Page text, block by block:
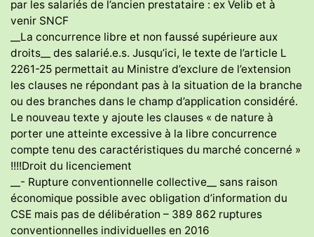
par les salariés de l’ancien prestataire : ex Velib et à
venir SNCF
__La concurrence libre et non faussé supérieure aux
droits__ des salarié.e.s. Jusqu’ici, le texte de l’article L
2261-25 permettait au Ministre d’exclure de l’extension
les clauses ne répondant pas à la situation de la branche
ou des branches dans le champ d’application considéré.
Le nouveau texte y ajoute les clauses « de nature à
porter une atteinte excessive à la libre concurrence
compte tenu des caractéristiques du marché concerné »
!!!!Droit du licenciement
__- Rupture conventionnelle collective__ sans raison
économique possible avec obligation d’information du
CSE mais pas de délibération – 389 862 ruptures
conventionnelles individuelles en 2016